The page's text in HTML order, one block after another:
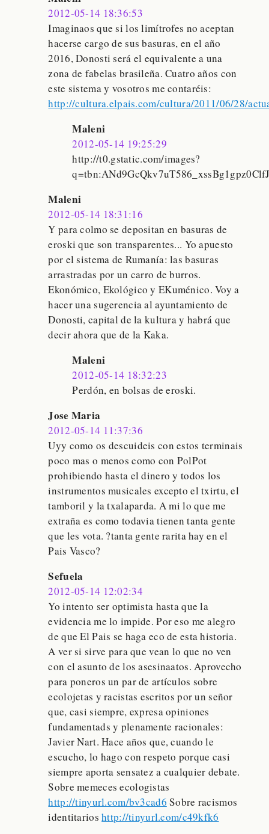
2012-05-14 18:36:53
Imaginaos que si los limítrofes no aceptan
hacerse cargo de sus basuras, en el año
2016, Donosti será el equivalente a una
zona de fabelas brasileña. Cuatro años con
este sistema y vosotros me contaréis:
http://cultura.elpais.com/cultura/2011/06/28/
Maleni
2012-05-14 19:25:29
http://t0.gstatic.com/images?
Maleni
2012-05-14 18:31:16
Y para colmo se depositan en basuras de
eroski que son transparentes... Yo apuesto
por el sistema de Rumanía: las basuras
arrastradas por un carro de burros.
Ekonómico, Ekológico y EKuménico. Voy a
hacer una sugerencia al ayuntamiento de
Donosti, capital de la kultura y habrá que
decir ahora que de la Kaka.
Maleni
2012-05-14 18:32:23
Perdón, en bolsas de eroski.
Jose Maria
2012-05-14 11:37:36
Uyy como os descuideis con estos terminais
poco mas o menos como con PolPot
prohibiendo hasta el dinero y todos los
instrumentos musicales excepto el txirtu, el
tamboril y la txalaparda. A mi lo que me
extraña es como todavia tienen tanta gente
que les vota. ?tanta gente rarita hay en el
Pais Vasco?
Sefuela
2012-05-14 12:02:34
Yo intento ser optimista hasta que la
evidencia me lo impide. Por eso me alegro
de que El Pais se haga eco de esta historia.
A ver si sirve para que vean lo que no ven
con el asunto de los asesinaatos. Aprovecho
para poneros un par de artículos sobre
ecolojetas y racistas escritos por un señor
que, casi siempre, expresa opiniones
fundamentads y plenamente racionales:
Javier Nart. Hace años que, cuando le
escucho, lo hago con respeto porque casi
siempre aporta sensatez a cualquier debate.
Sobre memeces ecologistas
http://tinyurl.com/bv3cad6 Sobre racismos
identitarioshttp://tinyurl.com/c49kfk6